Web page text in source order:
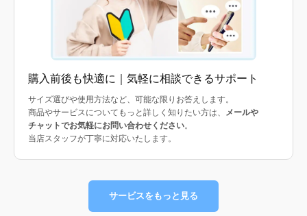
購入前後も快適に｜気軽に相談できるサポート
サイズ選びや使用方法など、可能な限りお答えします。
商品やサービスについてもっと詳しく知りたい方は、
メールや
チャットでお気軽にお問い合わせください。
当店スタッフが丁寧に対応いたします。
サービスをもっと見る